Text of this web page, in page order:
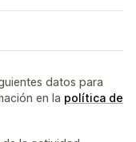
datos para
en la política de